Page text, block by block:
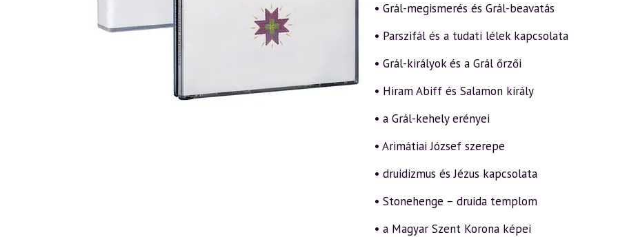
mennyiség
• Grál-megismerés és Grál-beavatás
• Parszifál és a tudati lélek kapcsolata
• Grál-királyok és a Grál őrzői
• Hiram Abiff és Salamon király
• a Grál-kehely erényei
• Arimátiai József szerepe
• druidizmus és Jézus kapcsolata
• Stonehenge – druida templom
• a Magyar Szent Korona képei